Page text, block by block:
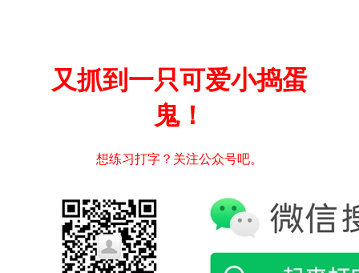
又抓到一只可爱小捣蛋
鬼！
想练习打字？关注公众号吧。